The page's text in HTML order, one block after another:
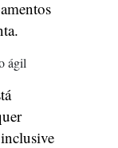
ágil